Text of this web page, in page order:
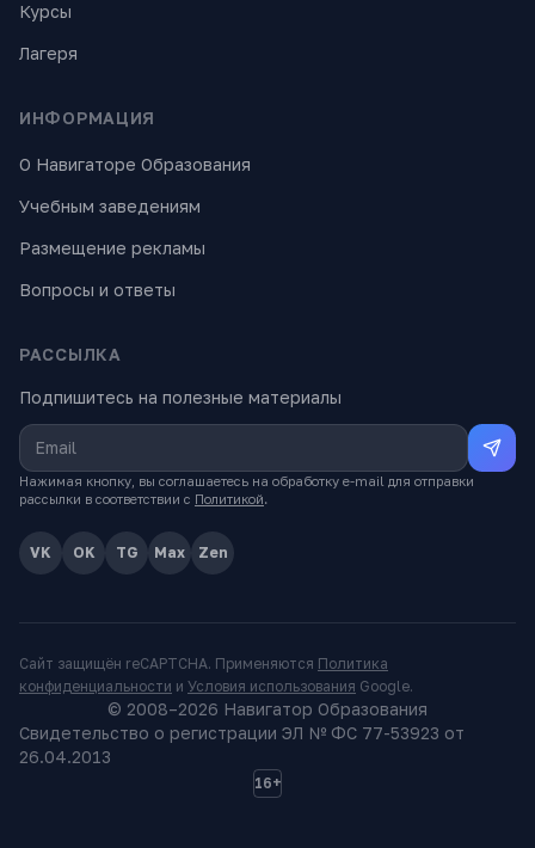
Курсы
Лагеря
ИНФОРМАЦИЯ
О Навигаторе Образования
Учебным заведениям
Размещение рекламы
Вопросы и ответы
РАССЫЛКА
Подпишитесь на полезные материалы
Нажимая кнопку, вы соглашаетесь на обработку e-mail для отправки
рассылки в соответствии с Политикой.
VK OK TG Max Zen
Сайт защищён reCAPTCHA. Применяются Политика
конфиденциальности и Условия использования Google.
© 2008–2026 Навигатор Образования
Свидетельство о регистрации ЭЛ № ФС 77-53923 от
26.04.2013
16+